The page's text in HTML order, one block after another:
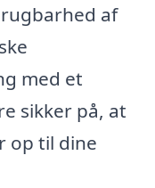
af
med et
sikker på, at
op til dine